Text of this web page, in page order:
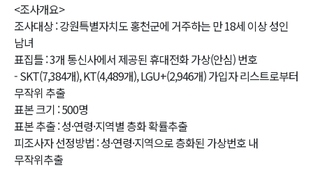
<조사개요>
조사대상 : 강원특별자치도 홍천군에 거주하는 만 18세 이상 성인
남녀
표집틀 : 3개 통신사에서 제공된 휴대전화 가상(안심) 번호
- SKT(7,384개), KT(4,489개), LGU+(2,946개) 가입자 리스트로부터
무작위 추출
표본 크기 : 500명
표본 추출 : 성·연령·지역별 층화 확률추출
피조사자 선정방법 : 성·연령·지역으로 층화된 가상번호 내
무작위추출